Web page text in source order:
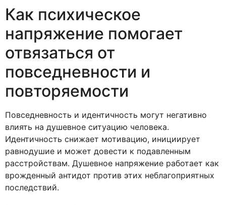
Как психическое
напряжение помогает
отвязаться от
повседневности и
повторяемости
Повседневность и идентичность могут негативно
влиять на душевное ситуацию человека.
Идентичность снижает мотивацию, инициирует
равнодушие и может довести к подавленным
расстройствам. Душевное напряжение работает как
врожденный антидот против этих неблагоприятных
последствий.